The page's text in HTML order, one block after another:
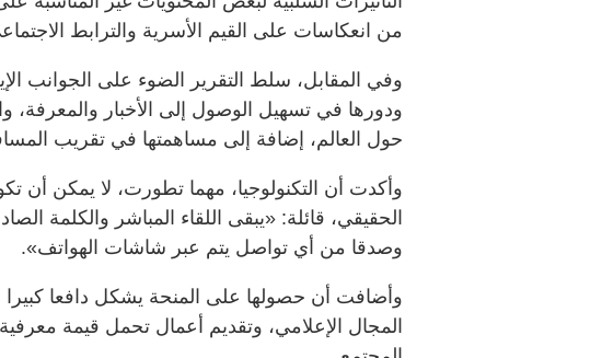
من انعكاسات على القيم الأسرية والترابط
وفي المقابل، سلط التقرير الضوء على الجوانب
ودورها في تسهيل الوصول إلى الأخبار والمعرفة،
حول العالم، إضافة إلى مساهمتها في تقريب
وأكدت أن التكنولوجيا، مهما تطورت، لا يمكن أن
الحقيقي، قائلة: «يبقى اللقاء المباشر والكلمة
وصدقا من أي تواصل يتم عبر شاشات الهواتف».
وأضافت أن حصولها على المنحة يشكل دافعا كبيرا
المجال الإعلامي، وتقديم أعمال تحمل قيمة